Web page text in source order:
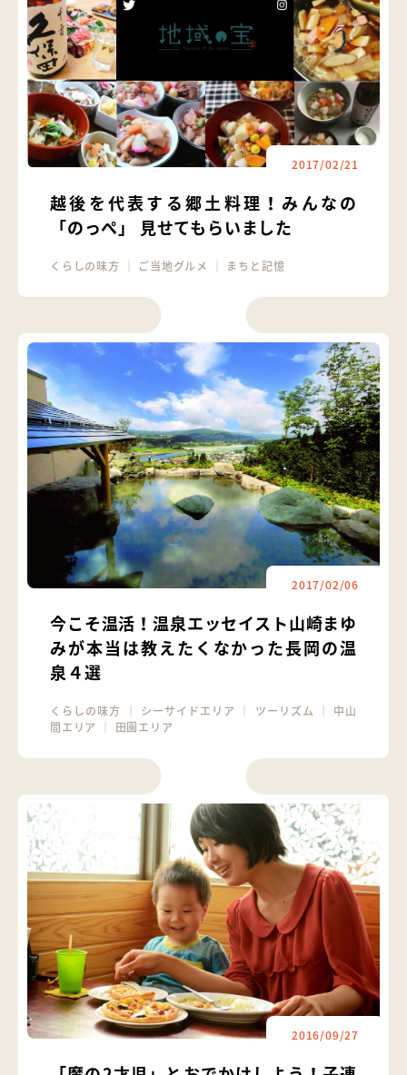
2017/02/21
越後を代表する郷土料理！みんなの
「のっぺ」 見せてもらいました
くらしの味方 ｜ ご当地グルメ ｜ まちと記憶
2017/02/06
今こそ温活！温泉エッセイスト山崎まゆ
みが本当は教えたくなかった長岡の温
泉４選
くらしの味方 シーサイドエリア ツーリズム
中山
間エリア
田園エリア
2016/09/27